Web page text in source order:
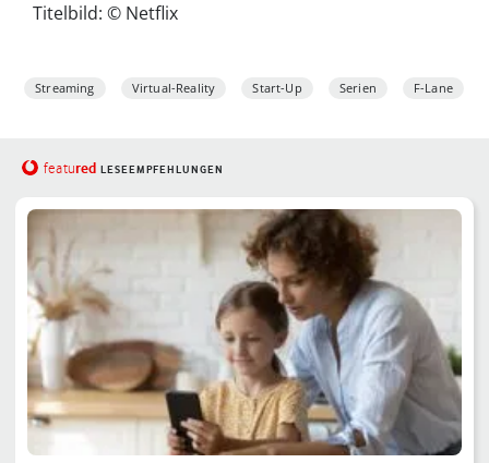
Titelbild: © Netflix
Streaming Virtual-Reality Start-Up Serien F-Lane
featured LESEEMPFEHLUNGEN